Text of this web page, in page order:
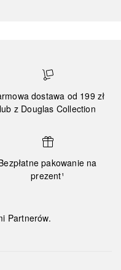
dostawa od 199 zł
lub z Douglas Collection
pakowanie na
prezent¹
Partnerów.